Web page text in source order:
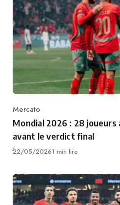
Category
Mercato
Mondial 2026 : 28 joueurs
avant le verdict final
Publié
22/05/20261 min lire